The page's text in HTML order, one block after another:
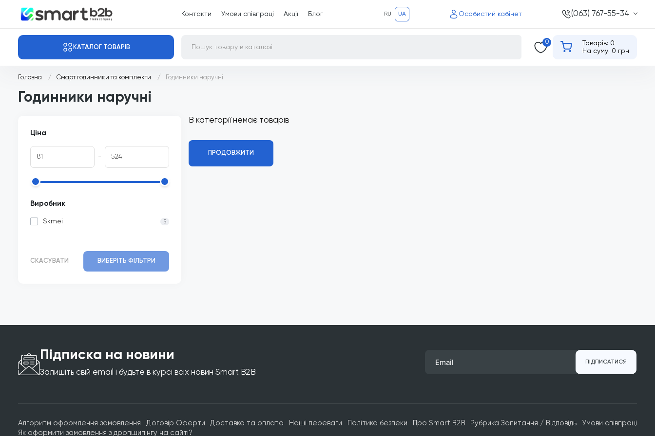
Контакти Умови співпраці Акції Блог RU UA Особистий кабінет (063) 767-55-34
КАТАЛОГ ТОВАРІВ
0
Товарів: 0
На суму: 0 грн
Головна Смарт годинники та комплекти Годинники наручні
Годинники наручні
Ціна
-
Виробник
Skmei 5
СКАСУВАТИ ВИБЕРІТЬ ФІЛЬТРИ
В категорії немає товарів
ПРОДОВЖИТИ
Підписка на новини
Залишіть свій email і будьте в курсі всіх новин Smart B2B
ПІДПИСАТИСЯ
Алгоритм оформлення замовлення Договір Оферти Доставка та оплата Наші переваги Політика безпеки Про Smart B2B Рубрика Запитання / Відповідь
Умови співпраці
Як оформити замовлення з дропшипінгу на сайті?